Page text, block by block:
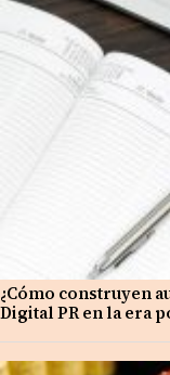
¿Cómo construyen
Digital PR en la era